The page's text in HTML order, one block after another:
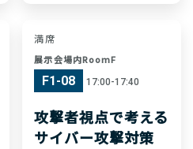
満席
展示会場内RoomF
F1-08 17:00-17:40
攻撃者視点で考える
サイバー攻撃対策